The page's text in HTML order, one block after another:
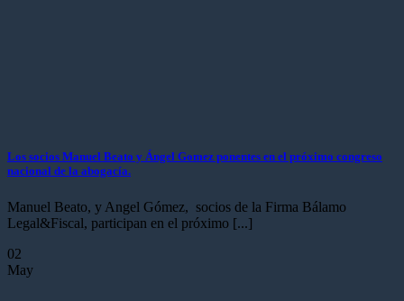
Los socios Manuel Beato y Ángel Gomez ponentes en el próximo congreso
nacional de la abogacía.
Manuel Beato, y Angel Gómez, socios de la Firma Bálamo
Legal&Fiscal, participan en el próximo [...]
02
May